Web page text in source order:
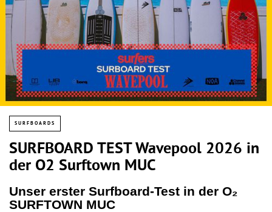
SURFBOARDS
SURFBOARD TEST Wavepool 2026 in
der O2 Surftown MUC
Unser erster Surfboard-Test in der O₂
SURFTOWN MUC